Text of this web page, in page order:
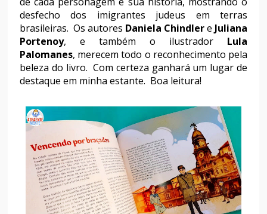
desfecho dos imigrantes judeus em terras
brasileiras. Os autores Daniela Chindlere Juliana
Portenoy, e também o ilustrador Lula
Palomanes, merecem todo o reconhecimento pela
beleza do livro. Com certeza ganhará um lugar de
destaque em minha estante. Boa leitura!